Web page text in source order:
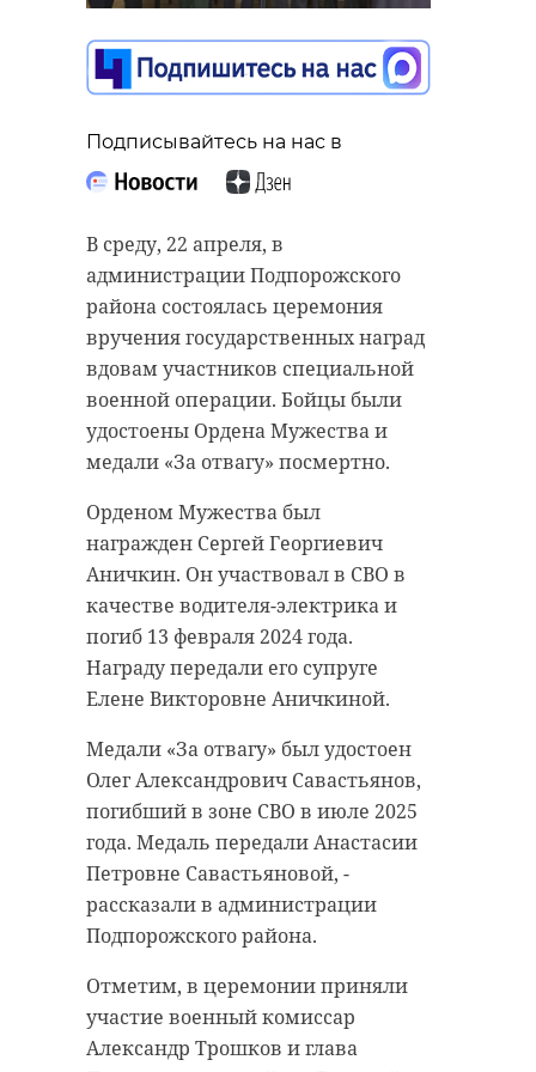
Подписывайтесь на нас в
В среду, 22 апреля, в
администрации Подпорожского
района состоялась церемония
вручения государственных наград
вдовам участников специальной
военной операции. Бойцы были
удостоены Ордена Мужества и
медали «За отвагу» посмертно.
Орденом Мужества был
награжден Сергей Георгиевич
Аничкин. Он участвовал в СВО в
качестве водителя-электрика и
погиб 13 февраля 2024 года.
Награду передали его супруге
Елене Викторовне Аничкиной.
Медали «За отвагу» был удостоен
Олег Александрович Савастьянов,
погибший в зоне СВО в июле 2025
года. Медаль передали Анастасии
Петровне Савастьяновой, -
рассказали в администрации
Подпорожского района.
Отметим, в церемонии приняли
участие военный комиссар
Александр Трошков и глава
Подписывайтесь на нас в
В четверг, 23 апреля, в
Ленинградской области ожидается
облачная с прояснениями погода.
Местами, преимущественно в
восточных районах, пройдут
кратковременные дожди с
мокрым снегом. Похолодание в
регионе продолжится.
Температура воздуха в
Ленобласти составит от +3 до +8
градусов. В Санкт-Петербурге
термометры покажут от +6 до +8
градусов. Атмосферное давление
составит 754 мм рт. ст., что ниже
нормы.
Ветер северный 5-10 м/с. Как
сообщил ведущий специалист
центра Фобос Михаил Леус,
метеорологические условия в
регионе будет формировать
тыловая часть циклона, уходящего
на восток Центрального
Днем в пятницу, 24 апреля, в
Ленобласти ожидаются
амфетамина в
Петербурге и
Ленобласти
23 апреля, 08:50
Подписывайтесь на нас в
Сотрудники полиции задержали
43-летнего неработающего жителя
Санкт-Петербурга. Мужчина
осуществлял сбыт амфетамина
через интернет магазины на
территории Северной столицы и
Ленинградской области.
В квартире задержанного
оперативники нашли 50
расфасованных и приготовленных
к сбыту закладок. Они также
изъяли электронные весы,
упаковочный материал, пять
пакетов и пластиковую емкость с
наркотическим средством.
Экспертиза показала, что в трех
пакетах и закладке содержался
амфетамин массой более 290
граммов. Другие улики будут
исследованы позднее. Общая
масса изъятых психотропных